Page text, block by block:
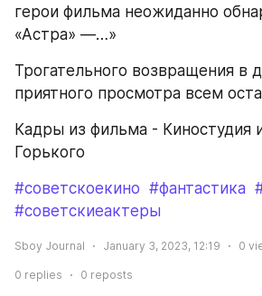
герои фильма неожиданно
«Астра» —…»
Трогательного возвращения в
приятного просмотра всем
Кадры из фильма - Киностудия
Горького
#советскоекино #фантастика
#советскиеактеры
Sboy Journal January 3, 2023, 12:19 0
0 replies 0 reposts